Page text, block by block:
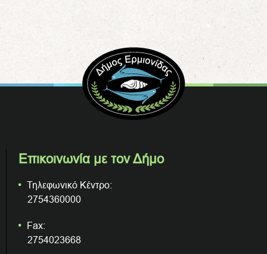
Επικοινωνία με τον Δήμο
Τηλεφωνικό Κέντρο:
2754360000
Fax:
2754023668